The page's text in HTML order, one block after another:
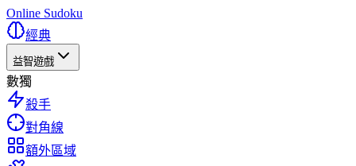
Online Sudoku
經典
益智遊戲
數獨
殺手
對角線
額外區域